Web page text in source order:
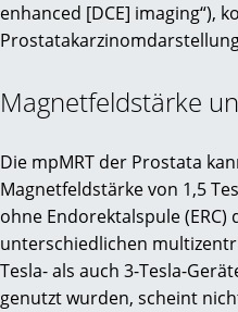
enhanced [DCE] imaging“),
Magnetfeldstärke
Die mpMRT der Prostata
Magnetfeldstärke von 1,5
ohne Endorektalspule
unterschiedlichen
Tesla- als auch 3-Tesla-
genutzt wurden, scheint